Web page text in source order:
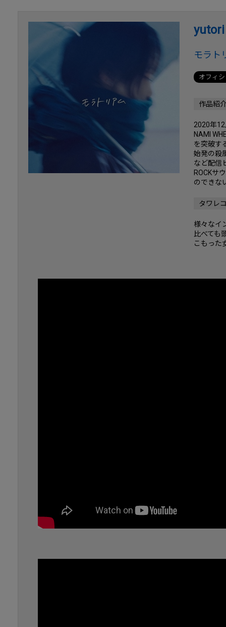
yutori
モラト
オフィ
作品紹
2020年
NAMI
を突破す
始発の殺
など配信
ROCKサ
のできな
タワレ
様々なイ
比べても
こもった